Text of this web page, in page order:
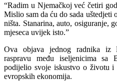
“Radim u Njemačkoj već četiri
Mislio sam da ću do sada uštedjeti
ništa. Stanarina, auto, osiguranje,
mjeseca uvijek isto.”
Ova objava jednog radnika iz
raspravu među iseljenicima sa
podijelio svoje iskustvo o životu
evropskih ekonomija.